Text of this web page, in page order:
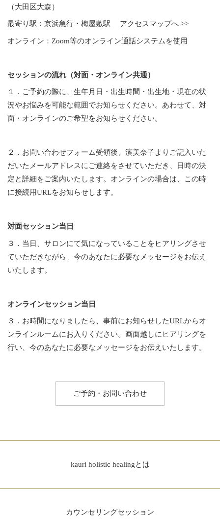
（大田区大森）
最寄り駅：京浜急行・梅屋敷駅 アクセスマップへ >>
オンライン：Zoom等のオンライン通話システムを使用
セッションの流れ（対面・オンライン共通）
１．ご予約の際に、生年月日・出生時間・出生地・現在の状
況やお悩みを可能な範囲でお知らせください。あわせて、対
面・オンラインのご希望をお知らせください。
２．お問い合わせフォーム受領後、濱美奈子よりご記入いた
だいたメールアドレスにご連絡をさせていただき、日時の決
定と詳細をご案内いたします。オンラインの場合は、この時
に接続用URLをお知らせします。
対面セッション当日
３．当日、サロンにて気になっていることをヒアリングさせ
ていただきながら、今のあなたに必要なメッセージをお伝え
いたします。
オンラインセッション当日
３．お時間になりましたら、事前にお知らせしたURLからオ
ンラインルームにお入りください。画面越しにヒアリングを
行い、今のあなたに必要なメッセージをお伝えいたします。
ご予約・お問い合わせ
kauri holistic healingとは
カウンセリングセッション